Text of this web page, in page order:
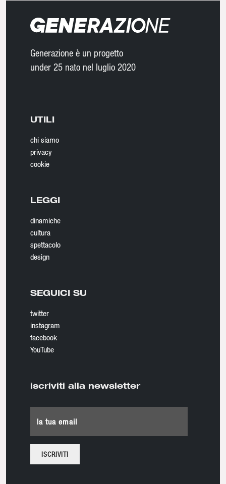
Generazione è un progetto
under 25 nato nel luglio 2020
UTILI
chi siamo
privacy
cookie
LEGGI
dinamiche
cultura
spettacolo
design
SEGUICI SU
twitter
instagram
facebook
YouTube
iscriviti alla newsletter
la tua email